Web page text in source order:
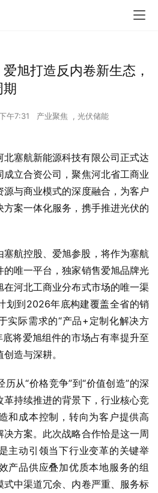
旭打造反内卷新生态，
期
午7:31 产业聚焦 , 光伏储能
塞航新能源科技有限公司正式达
立合资公司，聚焦河北省工商业
与商业模式的深度融合，为客户
案一体化服务，携手推进光伏的
塞航控股、爱旭参股，将作为塞航
唯一平台，独家销售爱旭品牌光
河北工商业分布式市场的唯一渠
划到2026年底构建覆盖全省的销
实际需求的“产品+定制化解决方
将爱旭组件的市场占有率提升至
造与深耕。
从“价格竞争”到“价值创造”的深
持续推进的背景下，行业核心竞
和成本控制，转向为客户提供高
方案。此次战略合作恰是这一周
主动引领当下行业变革的关键举
产品供应叠加优质本地服务的组
中渠道冗余、内卷严重、服务标